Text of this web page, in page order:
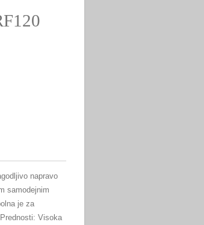
napravo
samodejnim
je za
Visoka